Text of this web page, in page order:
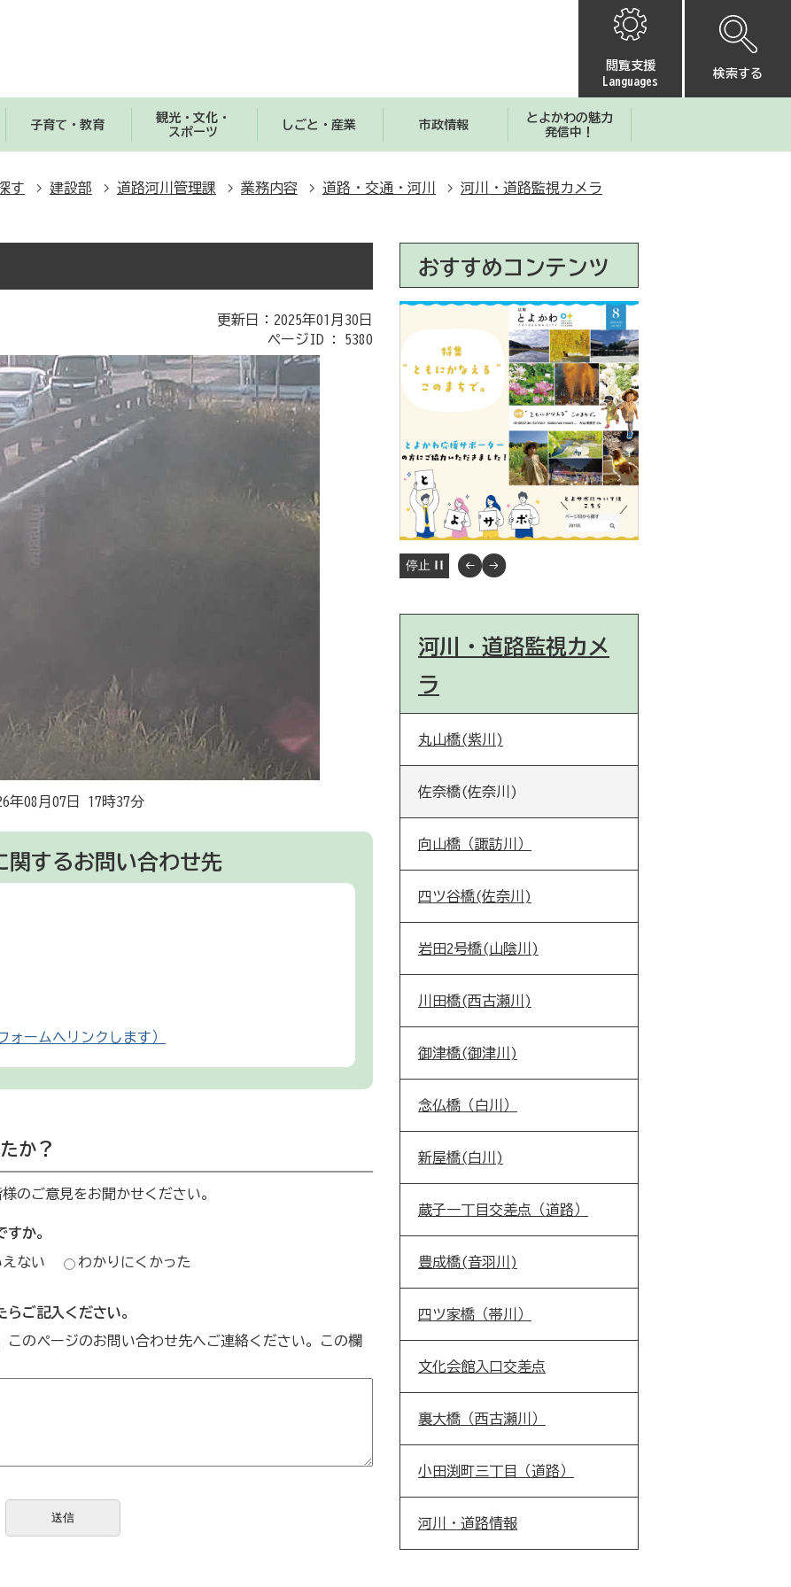
閲覧支援
Languages
検索する
子育て・教育
観光・文化・
スポーツ
しごと・産業 市政情報
とよかわの魅力
発信中！
す 建設部 道路河川管理課 業務内容 道路・交通・河川
河川・道路監視カメラ
更新日：2025年01月30日
ページID : 5380
年08月07日 17時37分
関するお問い合わせ先
ォームへリンクします）
か？
のご意見をお聞かせください。
か。
ない わかりにくかった
ご記入ください。
のページのお問い合わせ先へご連絡ください。この欄
おすすめコンテンツ
停止
河川・道路監視カメ
ラ
丸山橋(紫川)
佐奈橋(佐奈川)
向山橋（諏訪川）
四ツ谷橋(佐奈川)
岩田2号橋(山陰川)
川田橋(西古瀬川)
御津橋(御津川)
念仏橋（白川）
新屋橋(白川)
蔵子一丁目交差点（道路）
豊成橋(音羽川)
四ツ家橋（帯川）
文化会館入口交差点
裏大橋（西古瀬川）
小田渕町三丁目（道路）
河川・道路情報